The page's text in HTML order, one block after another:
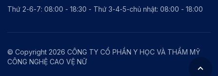
Thứ 2-6-7: 08:00 - 18:30 - Thứ 3-4-5-chủ nhật: 08:00 - 18:00
© Copyright 2026 CÔNG TY CỔ PHẦN Y HỌC VÀ THẨM MỸ
CÔNG NGHỆ CAO VỆ NỮ